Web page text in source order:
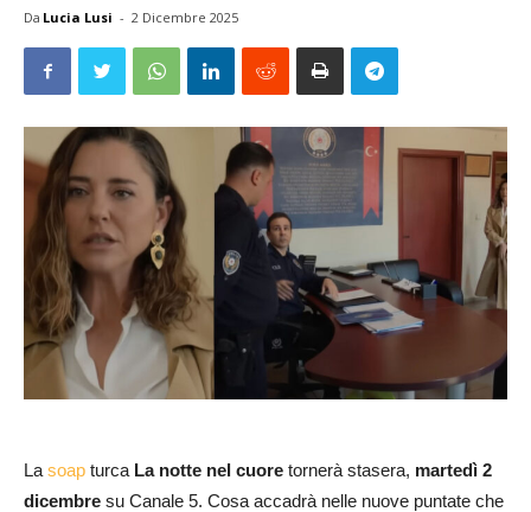
Da Lucia Lusi - 2 Dicembre 2025
La soap turca La notte nel cuore tornerà stasera, martedì 2
dicembre su Canale 5. Cosa accadrà nelle nuove puntate che